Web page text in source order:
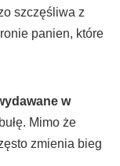
szczęśliwa z
panien, które
w
Mimo że
zmienia bieg